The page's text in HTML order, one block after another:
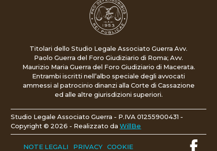
Titolari dello Studio Legale Associato Guerra Avv.
Paolo Guerra del Foro Giudiziario di Roma; Avv.
Maurizio Maria Guerra del Foro Giudiziario di Macerata.
Entrambi iscritti nell’albo speciale degli avvocati
ammessi al patrocinio dinanzi alla Corte di Cassazione
ed alle altre giurisdizioni superiori.
Studio Legale Associato Guerra - P.IVA 01255900431 -
Copyright © 2026 - Realizzato daWillBe
NOTE LEGALI PRIVACY COOKIE